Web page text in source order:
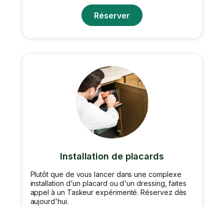
Réserver
Installation de placards
Plutôt que de vous lancer dans une complexe
installation d'un placard ou d'un dressing, faites
appel à un Taskeur expérimenté. Réservez dès
aujourd'hui.